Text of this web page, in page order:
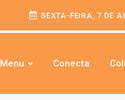
SEXTA-FEIRA, 7 DE
Menu Conecta